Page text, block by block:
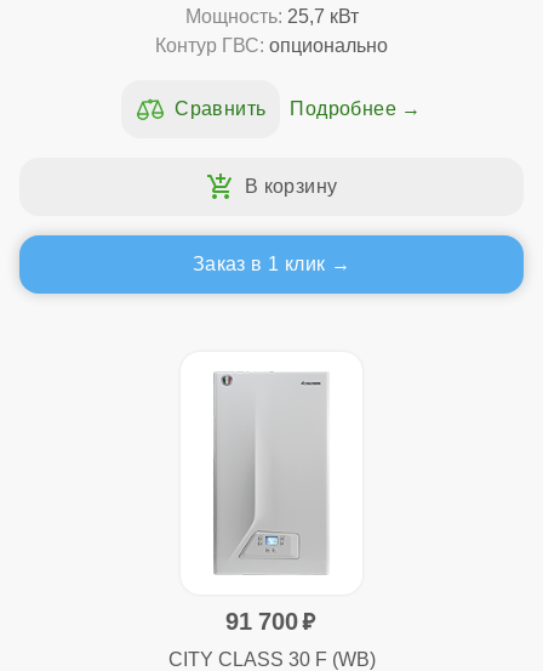
Мощность: 25,7 кВт
Контур ГВС: опционально
Подробнее
Заказ в 1 клик
91 700
CITY CLASS 30 F (WB)